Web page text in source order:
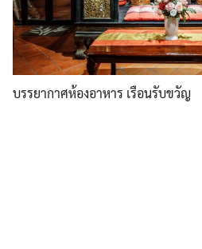
บรรยากาศห้องอาหาร เรือนรับขวัญ